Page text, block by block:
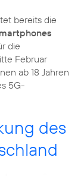
bereits die
die
Februar
ab 18 Jahren
5G-
des